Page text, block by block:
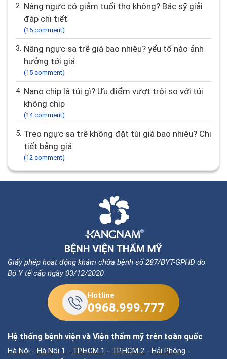
2. Nâng ngực có giảm tuổi thọ không? Bác sỹ giải
đáp chi tiết
(16 comment)
3. Nâng ngực sa trễ giá bao nhiêu? yếu tố nào ảnh
hưởng tới giá
(15 comment)
4. Nano chip là túi gì? Ưu điểm vượt trội so với túi
không chip
(14 comment)
5. Treo ngực sa trễ không đặt túi giá bao nhiêu? Chi
tiết bảng giá
(12 comment)
Giấy phép hoạt động khám chữa bệnh số 287/BYT-GPHĐ do
Bộ Y tế cấp ngày 03/12/2020
Hotline
0968.999.777
Hệ thống bệnh viện và Viện thẩm mỹ trên toàn quốc
Hà Nội - Hà Nội 1 - TP.HCM 1 - TP.HCM 2 - Hải Phòng -